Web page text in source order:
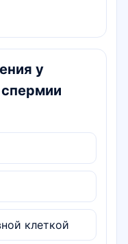
у
клеткой